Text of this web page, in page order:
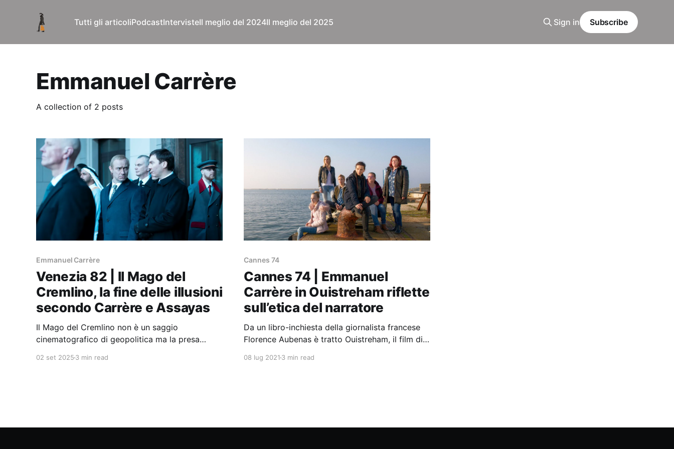
Tutti gli articoliPodcastIntervisteIl meglio del 2024Il meglio del 2025 Sign in Subscribe
Emmanuel Carrère
A collection of 2 posts
Emmanuel Carrère
Venezia 82 | Il Mago del
Cremlino, la fine delle illusioni
secondo Carrère e Assayas
Il Mago del Cremlino non è un saggio
cinematografico di geopolitica ma la presa
02 set 2025 3 min read
Cannes 74
Cannes 74 | Emmanuel
Carrère in Ouistreham riflette
sull’etica del narratore
Da un libro-inchiesta della giornalista francese
Florence Aubenas è tratto Ouistreham, il film di
Réalisateurs.
08 lug 20213 min read